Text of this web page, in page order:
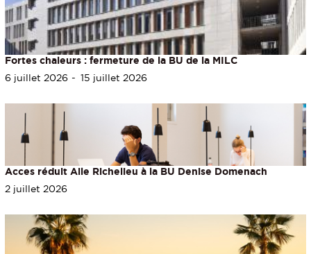
Fortes chaleurs : fermeture de la BU de la MILC
6 juillet 2026
15 juillet 2026
Acces réduit Aile Richelieu à la BU Denise Domenach
2 juillet 2026